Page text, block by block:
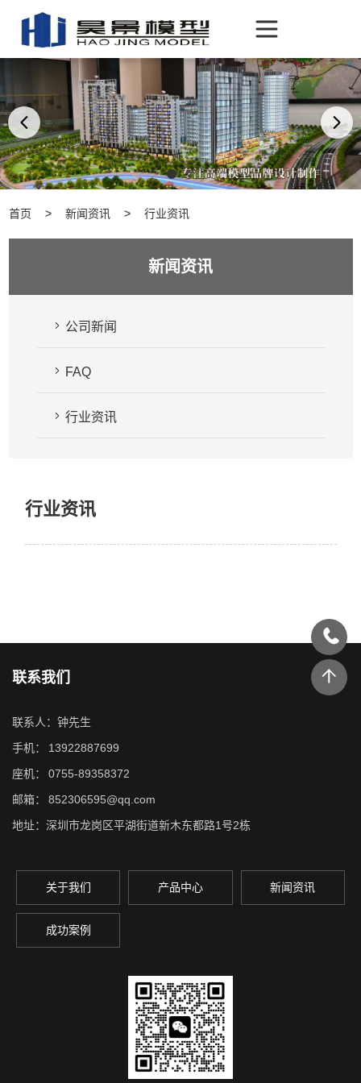
首页 新闻资讯 行业资讯
新闻资讯
公司新闻
FAQ
行业资讯
行业资讯
联系我们
联系人：钟先生
手机：
13922887699
座机：
0755-89358372
邮箱：
852306595@qq.com
地址：深圳市龙岗区平湖街道新木东都路1号2栋
关于我们 产品中心 新闻资讯
成功案例